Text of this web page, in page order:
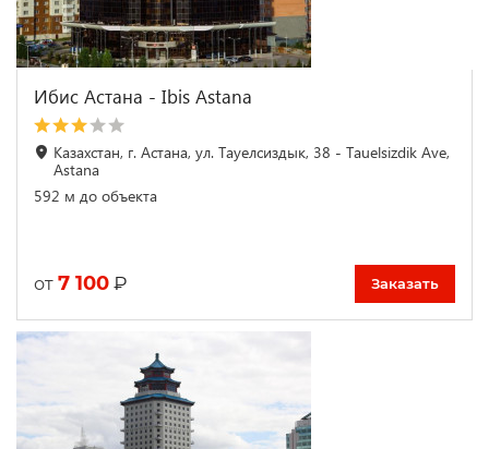
Ибис Астана - Ibis Astana
Казахстан, г. Астана, ул. Тауелсиздык, 38 - Tauelsizdik Ave,
Astana
592 м до объекта
от 7 100 ₽ Заказать